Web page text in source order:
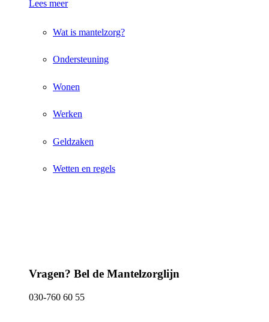
Lees meer
Wat is mantelzorg?
Ondersteuning
Wonen
Werken
Geldzaken
Wetten en regels
Vragen? Bel de Mantelzorglijn
030-760 60 55